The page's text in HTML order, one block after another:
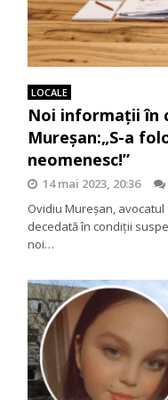
LOCALE
Noi informații în
Mureșan:„S-a
neomenesc!”
14 mai 2023, 20:36
Ovidiu Mureșan,
decedată în condiții
noi…